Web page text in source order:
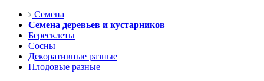
Семена
Семена деревьев и кустарников
Бересклеты
Сосны
Декоративные разные
Плодовые разные